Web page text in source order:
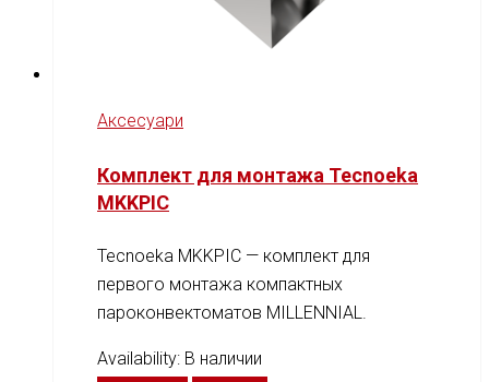
Аксесуари
Комплект для монтажа Tecnoeka
MKKPIC
Tecnoeka MKKPIC — комплект для
первого монтажа компактных
пароконвектоматов MILLENNIAL.
Availability: В наличии